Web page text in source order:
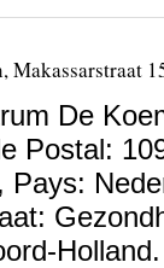
Makassarstraat
De
Postal:
, Pays:
Holland.